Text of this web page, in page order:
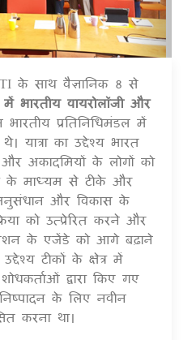
16 Jul 2020
के साथ वैज्ञानिक 8 से
भारतीय वायरोलॉजी और
प्रतिनिधिमंडल में
का उद्देश्य भारत
अकादमियों के लोगों को
के माध्यम से टीके और
और विकास के
को उत्प्रेरित करने और
के एजेंडे को आगे बढ़ाने
टीकों के क्षेत्र में
द्वारा किए गए
के लिए नवीन
करना था।